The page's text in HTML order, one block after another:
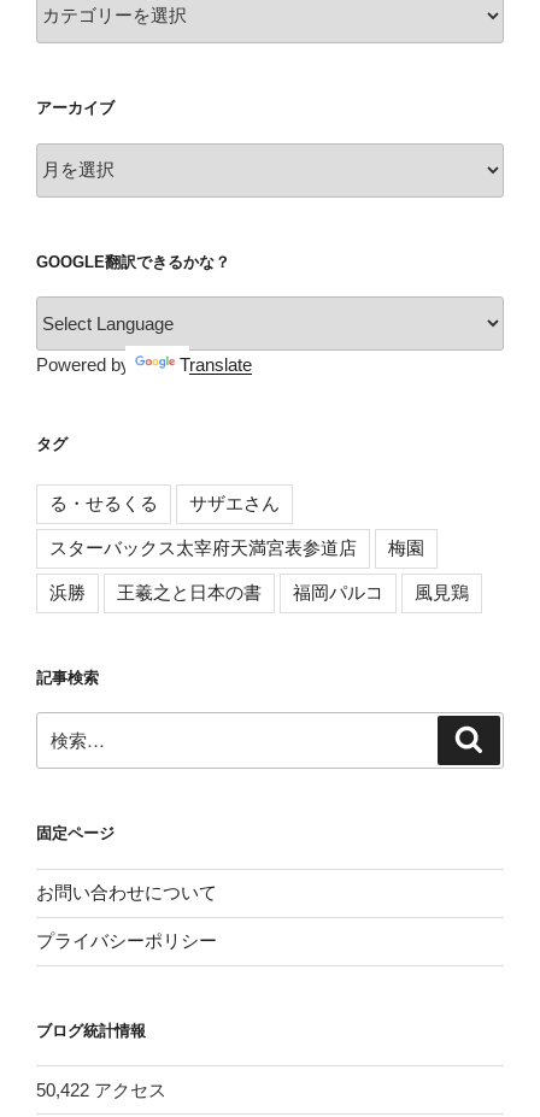
テ
ー
アーカイブ
ー
ブ
GOOGLE翻訳できるかな？
Powered by Translate
タグ
る・せるくる サザエさん
スターバックス太宰府天満宮表参道店 梅園
浜勝 王羲之と日本の書 福岡パルコ 風見鶏
記事検索
索:
固定ページ
お問い合わせについて
プライバシーポリシー
ブログ統計情報
50,422 アクセス